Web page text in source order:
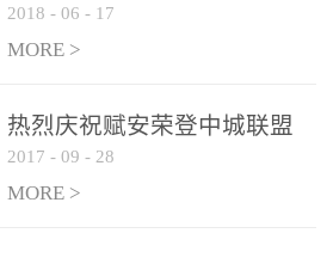
构
灾
。
可
慧消防新荣耀
2018 - 06 - 17
MORE >
热烈庆祝赋安荣登中城联盟
联合采购战略合作平台
2017 - 09 - 28
MORE >